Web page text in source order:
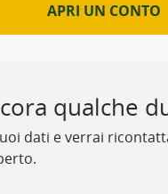
APRI UN CONTO
qualche
dati e verrai